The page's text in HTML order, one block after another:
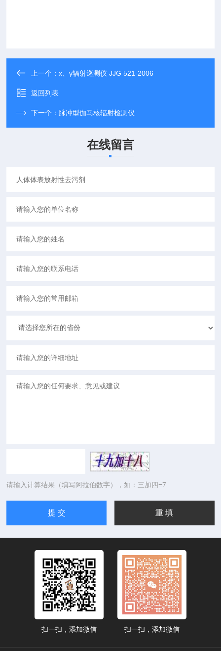
上一个：х、γ辐射巡测仪 JJG 521-2006
返回列表
下一个： 脉冲型伽马核辐射检测仪
在线留言
请输入计算结果（填写阿拉伯数字），如：三加四=7
扫一扫，添加微信 扫一扫，添加微信